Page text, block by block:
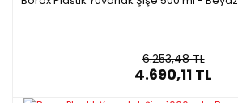
6.253,48 TL
4.690,11 TL